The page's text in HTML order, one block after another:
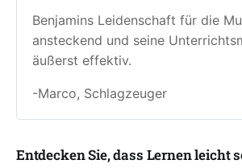
Benjamins Leidenschaft für die
ansteckend und seine
äußerst effektiv.
-Marco, Schlagzeuger
Entdecken Sie, dass Lernen leicht